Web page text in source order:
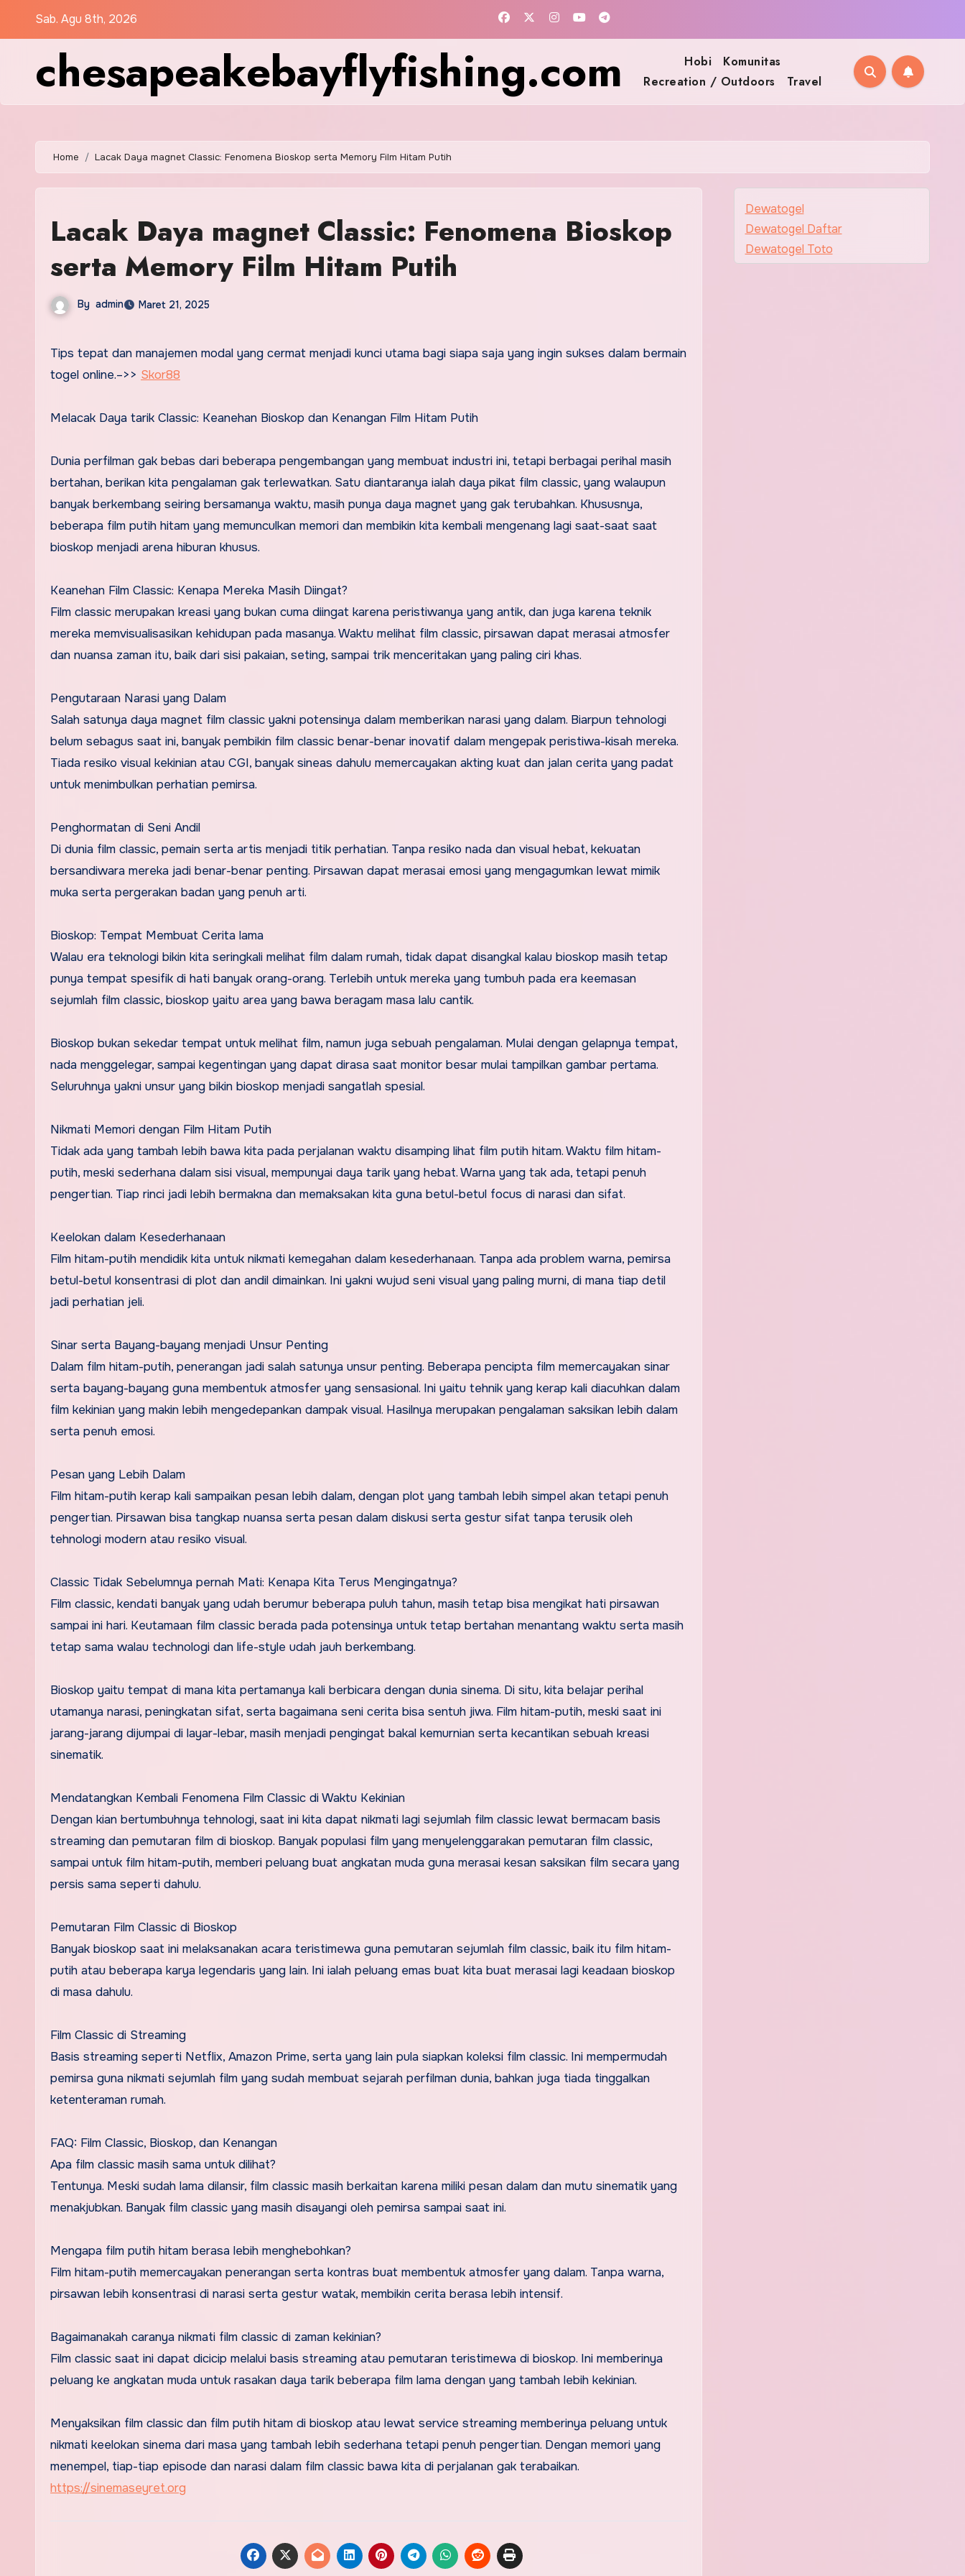
Sab. Agu 8th, 2026
chesapeakebayflyfishing.com Hobi
Komunitas
Recreation / Outdoors
Travel
Home Lacak Daya magnet Classic: Fenomena Bioskop serta Memory Film Hitam Putih
Lacak Daya magnet Classic: Fenomena Bioskop
serta Memory Film Hitam Putih
By admin Maret 21, 2025
Tips tepat dan manajemen modal yang cermat menjadi kunci utama bagi siapa saja yang ingin sukses dalam bermain
togel online.–>> Skor88
Melacak Daya tarik Classic: Keanehan Bioskop dan Kenangan Film Hitam Putih
Dunia perfilman gak bebas dari beberapa pengembangan yang membuat industri ini, tetapi berbagai perihal masih
bertahan, berikan kita pengalaman gak terlewatkan. Satu diantaranya ialah daya pikat film classic, yang walaupun
banyak berkembang seiring bersamanya waktu, masih punya daya magnet yang gak terubahkan. Khususnya,
beberapa film putih hitam yang memunculkan memori dan membikin kita kembali mengenang lagi saat-saat saat
bioskop menjadi arena hiburan khusus.
Keanehan Film Classic: Kenapa Mereka Masih Diingat?
Film classic merupakan kreasi yang bukan cuma diingat karena peristiwanya yang antik, dan juga karena teknik
mereka memvisualisasikan kehidupan pada masanya. Waktu melihat film classic, pirsawan dapat merasai atmosfer
dan nuansa zaman itu, baik dari sisi pakaian, seting, sampai trik menceritakan yang paling ciri khas.
Pengutaraan Narasi yang Dalam
Salah satunya daya magnet film classic yakni potensinya dalam memberikan narasi yang dalam. Biarpun tehnologi
belum sebagus saat ini, banyak pembikin film classic benar-benar inovatif dalam mengepak peristiwa-kisah mereka.
Tiada resiko visual kekinian atau CGI, banyak sineas dahulu memercayakan akting kuat dan jalan cerita yang padat
untuk menimbulkan perhatian pemirsa.
Penghormatan di Seni Andil
Di dunia film classic, pemain serta artis menjadi titik perhatian. Tanpa resiko nada dan visual hebat, kekuatan
bersandiwara mereka jadi benar-benar penting. Pirsawan dapat merasai emosi yang mengagumkan lewat mimik
muka serta pergerakan badan yang penuh arti.
Bioskop: Tempat Membuat Cerita lama
Walau era teknologi bikin kita seringkali melihat film dalam rumah, tidak dapat disangkal kalau bioskop masih tetap
punya tempat spesifik di hati banyak orang-orang. Terlebih untuk mereka yang tumbuh pada era keemasan
sejumlah film classic, bioskop yaitu area yang bawa beragam masa lalu cantik.
Bioskop bukan sekedar tempat untuk melihat film, namun juga sebuah pengalaman. Mulai dengan gelapnya tempat,
nada menggelegar, sampai kegentingan yang dapat dirasa saat monitor besar mulai tampilkan gambar pertama.
Seluruhnya yakni unsur yang bikin bioskop menjadi sangatlah spesial.
Nikmati Memori dengan Film Hitam Putih
Tidak ada yang tambah lebih bawa kita pada perjalanan waktu disamping lihat film putih hitam. Waktu film hitam-
putih, meski sederhana dalam sisi visual, mempunyai daya tarik yang hebat. Warna yang tak ada, tetapi penuh
pengertian. Tiap rinci jadi lebih bermakna dan memaksakan kita guna betul-betul focus di narasi dan sifat.
Keelokan dalam Kesederhanaan
Film hitam-putih mendidik kita untuk nikmati kemegahan dalam kesederhanaan. Tanpa ada problem warna, pemirsa
betul-betul konsentrasi di plot dan andil dimainkan. Ini yakni wujud seni visual yang paling murni, di mana tiap detil
jadi perhatian jeli.
Sinar serta Bayang-bayang menjadi Unsur Penting
Dalam film hitam-putih, penerangan jadi salah satunya unsur penting. Beberapa pencipta film memercayakan sinar
serta bayang-bayang guna membentuk atmosfer yang sensasional. Ini yaitu tehnik yang kerap kali diacuhkan dalam
film kekinian yang makin lebih mengedepankan dampak visual. Hasilnya merupakan pengalaman saksikan lebih dalam
serta penuh emosi.
Pesan yang Lebih Dalam
Film hitam-putih kerap kali sampaikan pesan lebih dalam, dengan plot yang tambah lebih simpel akan tetapi penuh
pengertian. Pirsawan bisa tangkap nuansa serta pesan dalam diskusi serta gestur sifat tanpa terusik oleh
tehnologi modern atau resiko visual.
Classic Tidak Sebelumnya pernah Mati: Kenapa Kita Terus Mengingatnya?
Film classic, kendati banyak yang udah berumur beberapa puluh tahun, masih tetap bisa mengikat hati pirsawan
sampai ini hari. Keutamaan film classic berada pada potensinya untuk tetap bertahan menantang waktu serta masih
tetap sama walau technologi dan life-style udah jauh berkembang.
Bioskop yaitu tempat di mana kita pertamanya kali berbicara dengan dunia sinema. Di situ, kita belajar perihal
utamanya narasi, peningkatan sifat, serta bagaimana seni cerita bisa sentuh jiwa. Film hitam-putih, meski saat ini
jarang-jarang dijumpai di layar-lebar, masih menjadi pengingat bakal kemurnian serta kecantikan sebuah kreasi
sinematik.
Mendatangkan Kembali Fenomena Film Classic di Waktu Kekinian
Dengan kian bertumbuhnya tehnologi, saat ini kita dapat nikmati lagi sejumlah film classic lewat bermacam basis
streaming dan pemutaran film di bioskop. Banyak populasi film yang menyelenggarakan pemutaran film classic,
sampai untuk film hitam-putih, memberi peluang buat angkatan muda guna merasai kesan saksikan film secara yang
persis sama seperti dahulu.
Pemutaran Film Classic di Bioskop
Banyak bioskop saat ini melaksanakan acara teristimewa guna pemutaran sejumlah film classic, baik itu film hitam-
putih atau beberapa karya legendaris yang lain. Ini ialah peluang emas buat kita buat merasai lagi keadaan bioskop
di masa dahulu.
Film Classic di Streaming
Basis streaming seperti Netflix, Amazon Prime, serta yang lain pula siapkan koleksi film classic. Ini mempermudah
pemirsa guna nikmati sejumlah film yang sudah membuat sejarah perfilman dunia, bahkan juga tiada tinggalkan
ketenteraman rumah.
FAQ: Film Classic, Bioskop, dan Kenangan
Apa film classic masih sama untuk dilihat?
Tentunya. Meski sudah lama dilansir, film classic masih berkaitan karena miliki pesan dalam dan mutu sinematik yang
menakjubkan. Banyak film classic yang masih disayangi oleh pemirsa sampai saat ini.
Mengapa film putih hitam berasa lebih menghebohkan?
Film hitam-putih memercayakan penerangan serta kontras buat membentuk atmosfer yang dalam. Tanpa warna,
pirsawan lebih konsentrasi di narasi serta gestur watak, membikin cerita berasa lebih intensif.
Bagaimanakah caranya nikmati film classic di zaman kekinian?
Film classic saat ini dapat dicicip melalui basis streaming atau pemutaran teristimewa di bioskop. Ini memberinya
peluang ke angkatan muda untuk rasakan daya tarik beberapa film lama dengan yang tambah lebih kekinian.
Menyaksikan film classic dan film putih hitam di bioskop atau lewat service streaming memberinya peluang untuk
nikmati keelokan sinema dari masa yang tambah lebih sederhana tetapi penuh pengertian. Dengan memori yang
menempel, tiap-tiap episode dan narasi dalam film classic bawa kita di perjalanan gak terabaikan.
https://sinemaseyret.org
Dewatogel
Dewatogel Daftar
Dewatogel Toto